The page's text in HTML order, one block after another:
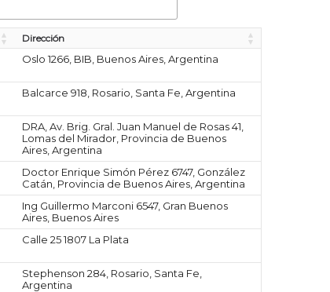
Dirección
Oslo 1266, BIB, Buenos Aires, Argentina
Balcarce 918, Rosario, Santa Fe, Argentina
DRA, Av. Brig. Gral. Juan Manuel de Rosas 41,
Lomas del Mirador, Provincia de Buenos
Aires, Argentina
Doctor Enrique Simón Pérez 6747, González
Catán, Provincia de Buenos Aires, Argentina
Ing Guillermo Marconi 6547, Gran Buenos
Aires, Buenos Aires
Calle 25 1807 La Plata
Stephenson 284, Rosario, Santa Fe,
Argentina